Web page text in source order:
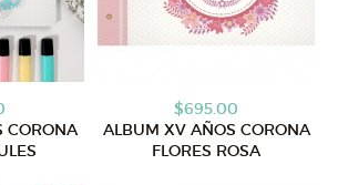
CORONA
$695.00
ALBUM XV AÑOS CORONA
FLORES ROSA